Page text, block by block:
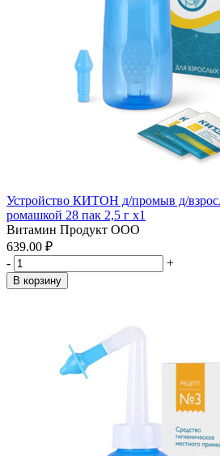
Устройство КИТОН д/промыв д/
ромашкой 28 пак 2,5 г x1
Витамин Продукт ООО
639.00 ₽
-
+
В корзину